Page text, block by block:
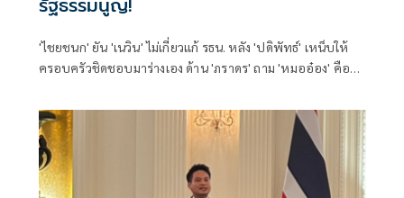
'ไชยชนก' ยัน 'เนวิน' ไม่เกี่ยวแก้ รธน. หลัง 'ปดิพัทธ์' เหน็บให้
ครอบครัวชิดชอบมาร่างเอง ด้าน 'ภราดร' ถาม 'หมออ๋อง' คือ